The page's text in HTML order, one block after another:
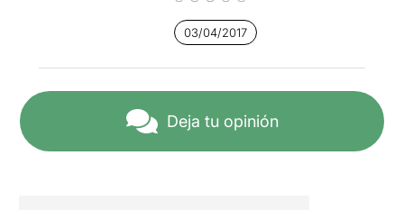
03/04/2017
Deja tu opinión